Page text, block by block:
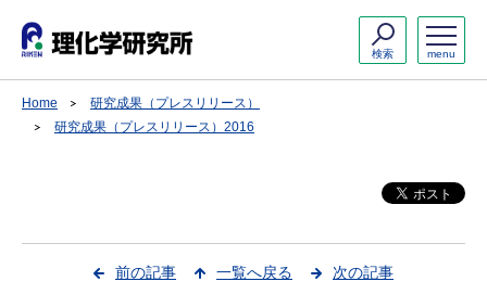
menu
検索
Home
研究成果（プレスリリース）
研究成果（プレスリリース）2016
前の記事 一覧へ戻る 次の記事